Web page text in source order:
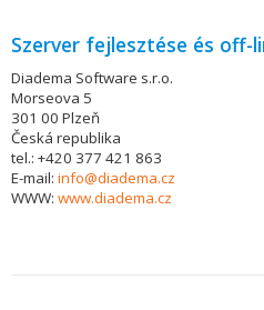
Szerver fejlesztése és off-
Diadema Software s.r.o.
Morseova 5
301 00 Plzeň
Česká republika
tel.: +420 377 421 863
E-mail: info@diadema.cz
WWW: www.diadema.cz